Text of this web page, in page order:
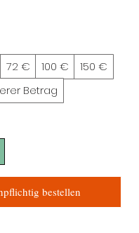
72 € 100 €
150 €
Betrag
bestellen